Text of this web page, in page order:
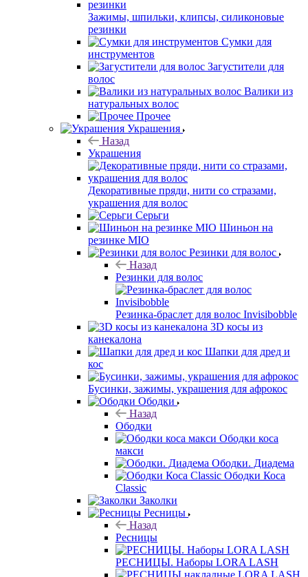
Зажимы, шпильки, клипсы, силиконовые
резинки
Сумки для
инструментов
Загустители для
волос
Валики из
натуральных волос
Прочее
Украшения
Назад
Украшения
Декоративные пряди, нити со стразами,
украшения для волос
Серьги
Шиньон на
резинке MIO
Резинки для волос
Назад
Резинки для волос
Резинка-браслет для волос Invisibobble
3D косы из
канекалона
Шапки для дред и
кос
Бусинки, зажимы, украшения для афрокос
Ободки
Назад
Ободки
Ободки коса
макси
Ободки. Диадема
Ободки Коса
Classic
Заколки
Ресницы
Назад
Ресницы
РЕСНИЦЫ. Наборы LORA LASH